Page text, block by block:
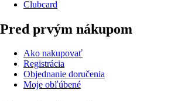
Clubcard
Pred prvým nákupom
Ako nakupovať
Registrácia
Objednanie doručenia
Moje obľúbené